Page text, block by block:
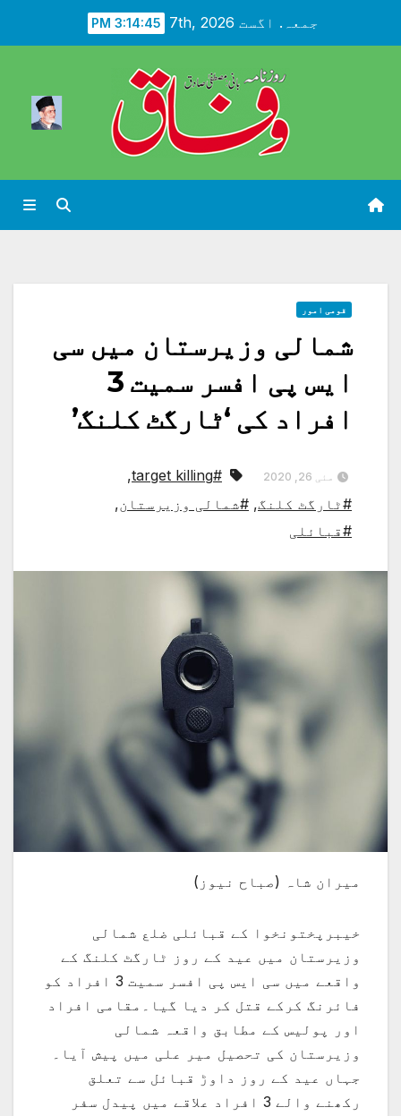
جمعہ. اگست 7th, 2026 3:14:46 PM
قومی امور
شمالی وزیرستان میں سی
ایس پی افسر سمیت 3
افراد کی ‘ٹارگٹ کلنگ’
مئی 26, 2020 #target killing
,
#ٹارگٹ کلنگ, #شمالی وزیرستان,
#قبائلی
میران شاہ (صباح نیوز)
خیبرپختونخوا کے قبائلی ضلع شمالی
وزیرستان میں عید کے روز ٹارگٹ کلنگ کے
واقعے میں سی ایس پی افسر سمیت 3 افراد کو
فائرنگ کرکے قتل کر دیا گیا۔مقامی افراد
اور پولیس کے مطابق واقعہ شمالی
وزیرستان کی تحصیل میر علی میں پیش آیا۔
جہاں عید کے روز داوڑ قبائل سے تعلق
رکھنے والے 3 افراد علاقے میں پیدل سفر